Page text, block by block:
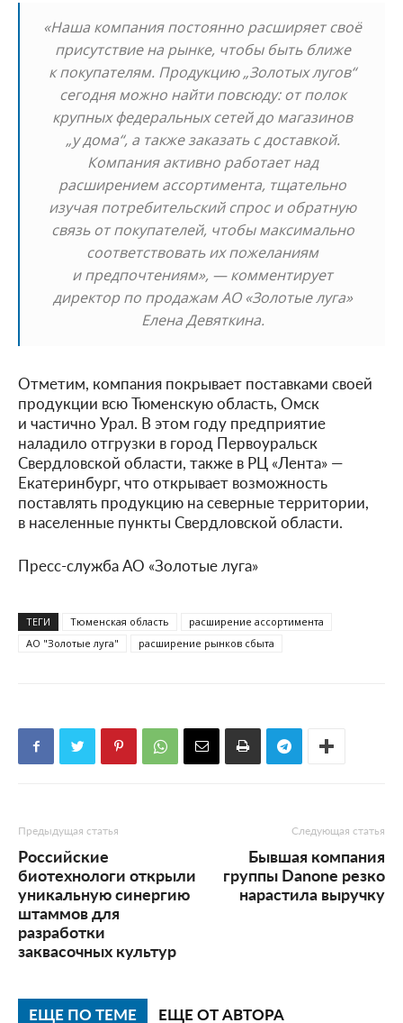
«Наша компания постоянно расширяет своё
присутствие на рынке, чтобы быть ближе
к покупателям. Продукцию „Золотых лугов“
сегодня можно найти повсюду: от полок
крупных федеральных сетей до магазинов
„у дома“, а также заказать с доставкой.
Компания активно работает над
расширением ассортимента, тщательно
изучая потребительский спрос и обратную
связь от покупателей, чтобы максимально
соответствовать их пожеланиям
и предпочтениям», — комментирует
директор по продажам АО «Золотые луга»
Елена Девяткина.
Отметим, компания покрывает поставками своей
продукции всю Тюменскую область, Омск
и частично Урал. В этом году предприятие
наладило отгрузки в город Первоуральск
Свердловской области, также в РЦ «Лента» —
Екатеринбург, что открывает возможность
поставлять продукцию на северные территории,
в населенные пункты Свердловской области.
Пресс-служба АО «Золотые луга»
ТЕГИ Тюменская область
расширение ассортимента
АО "Золотые луга"
расширение рынков сбыта
Предыдущая статья
Российские
биотехнологи открыли
уникальную синергию
штаммов для
разработки
заквасочных культур
Следующая статья
Бывшая компания
группы Danone резко
нарастила выручку
ЕЩЕ ПО ТЕМЕ ЕЩЕ ОТ АВТОРА